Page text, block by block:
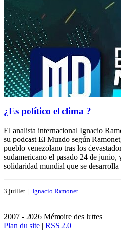
¿Es político el clima ?
El analista internacional Ignacio
su podcast El Mundo según
pueblo venezolano tras los
sudamericano el pasado 24 de junio,
solidaridad mundial que se desarrolla
3 juillet | Ignacio Ramonet
2007 - 2026 Mémoire des luttes
Plan du site | RSS 2.0